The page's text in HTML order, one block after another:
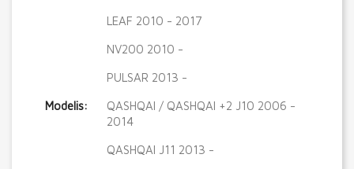
Modelis:
LEAF 2010 - 2017
NV200 2010 -
PULSAR 2013 -
QASHQAI / QASHQAI +2 J10 2006 -
2014
QASHQAI J11 2013 -